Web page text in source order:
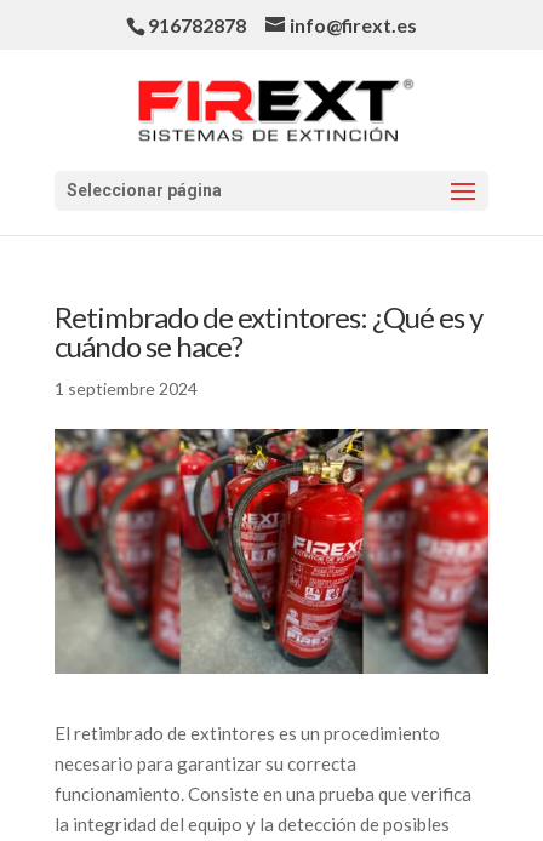
916782878 info@firext.es
Seleccionar página
Retimbrado de extintores: ¿Qué es y
cuándo se hace?
1 septiembre 2024
El retimbrado de extintores es un procedimiento
necesario para garantizar su correcta
funcionamiento. Consiste en una prueba que verifica
la integridad del equipo y la detección de posibles